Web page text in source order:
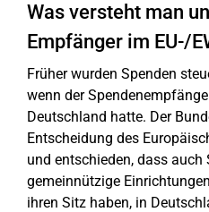
Was versteht man
Empfänger im EU-/
Früher wurden Spenden
wenn der
Deutschland hatte. Der
Entscheidung des
und entschieden, dass auch
gemeinnützige
ihren Sitz haben, in